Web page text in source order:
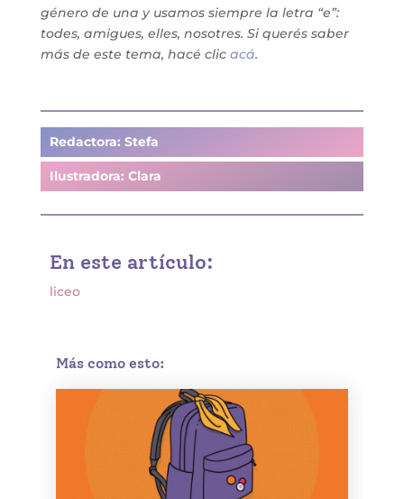
género de una y usamos siempre la letra “e”:
todes, amigues, elles, nosotres. Si querés saber
más de este tema, hacé clic acá.
Redactora: Stefa
Ilustradora: Clara
En este artículo:
liceo
Más como esto: